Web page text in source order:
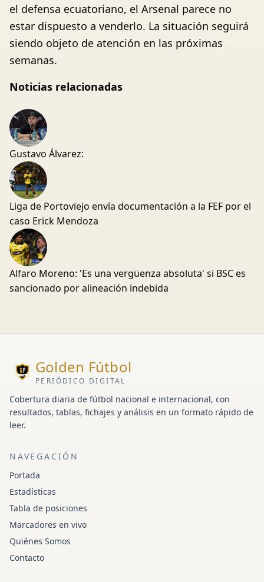
el defensa ecuatoriano, el Arsenal parece no
estar dispuesto a venderlo. La situación seguirá
siendo objeto de atención en las próximas
semanas.
Noticias relacionadas
Gustavo Álvarez:
Liga de Portoviejo envía documentación a la FEF por el
caso Erick Mendoza
Alfaro Moreno: 'Es una vergüenza absoluta' si BSC es
sancionado por alineación indebida
Golden Fútbol
PERIÓDICO DIGITAL
Cobertura diaria de fútbol nacional e internacional, con
resultados, tablas, fichajes y análisis en un formato rápido de
leer.
NAVEGACIÓN
Portada
Estadísticas
Tabla de posiciones
Marcadores en vivo
Quiénes Somos
Contacto